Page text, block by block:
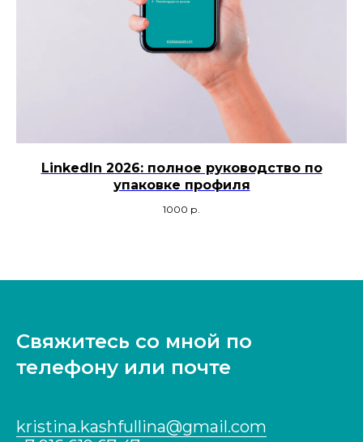
LinkedIn 2026: полное руководство по
упаковке профиля
1000 р.
Свяжитесь со мной по
телефону или почте
kristina.kashfullina@gmail.com